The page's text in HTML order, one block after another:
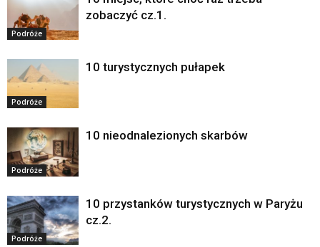
Podróże
zobaczyć cz.1.
Podróże
10 turystycznych pułapek
Podróże
10 nieodnalezionych skarbów
Podróże
10 przystanków turystycznych w Paryżu
cz.2.